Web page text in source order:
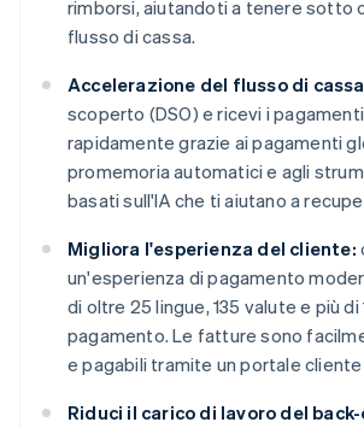
rimborsi, aiutandoti a tenere sotto
flusso di cassa.
Accelerazione del flusso di
scoperto (DSO) e ricevi i
rapidamente grazie ai pagamenti
promemoria automatici e agli
basati sull'IA che ti aiutano a
Migliora l'esperienza del cliente:
un'esperienza di pagamento
di oltre 25 lingue, 135 valute e più
pagamento. Le fatture sono
e pagabili tramite un portale
Riduci il carico di lavoro del